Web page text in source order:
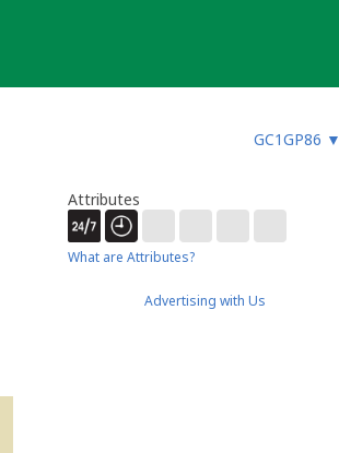
GC1GP86 ▼
Attributes
What are Attributes?
Advertising with Us